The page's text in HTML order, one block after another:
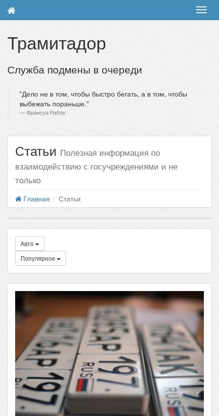
Трамитадор
Служба подмены в очереди
Дело не в том, чтобы быстро бегать, а в том, чтобы
выбежать пораньше.
Франсуа Рабле
Статьи Полезная информация по
взаимодействию с госучреждениями и не
только
Главная Статьи
Авто
Популярное